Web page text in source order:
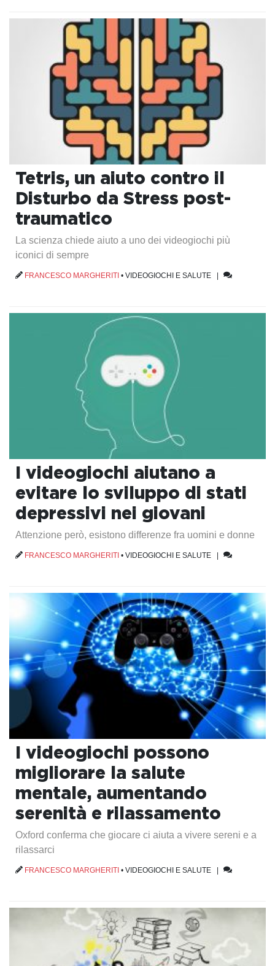
Tetris, un aiuto contro il
Disturbo da Stress post-
traumatico
La scienza chiede aiuto a uno dei videogiochi più
iconici di sempre
FRANCESCO MARGHERITI • VIDEOGIOCHI E SALUTE |
I videogiochi aiutano a
evitare lo sviluppo di stati
depressivi nei giovani
Attenzione però, esistono differenze fra uomini e donne
FRANCESCO MARGHERITI • VIDEOGIOCHI E SALUTE |
I videogiochi possono
migliorare la salute
mentale, aumentando
serenità e rilassamento
Oxford conferma che giocare ci aiuta a vivere sereni e a
rilassarci
FRANCESCO MARGHERITI • VIDEOGIOCHI E SALUTE |